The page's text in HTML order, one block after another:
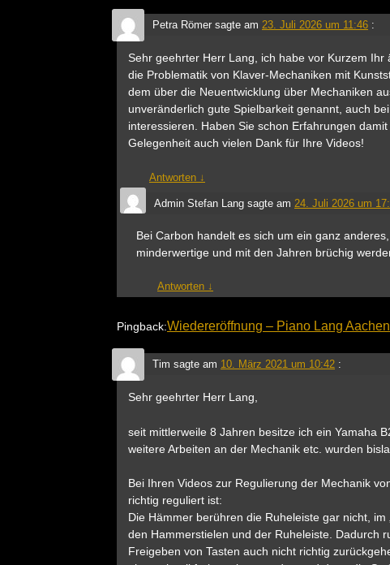
Petra Römer sagte am 23. Juli 2026 um 11:46 :
Sehr geehrter Herr Lang, ich habe vor Kurzem
die Problematik von Klaver-Mechaniken mit
dem über die Neuentwicklung über Mechaniken
unveränderlich gute Spielbarkeit genannt, auch
interessieren. Haben Sie schon Erfahrungen
Gelegenheit auch vielen Dank für Ihre Videos!
Antworten ↓
Admin Stefan Lang sagte am 24. Juli 2026 um
Bei Carbon handelt es sich um ein ganz
minderwertige und mit den Jahren brüchig
Antworten ↓
Pingback:Wiedereröffnung – Piano Lang Aachen
Tim sagte am 10. März 2021 um 10:42 :
Sehr geehrter Herr Lang,
seit mittlerweile 8 Jahren besitze ich ein Yamaha
weitere Arbeiten an der Mechanik etc. wurden
Bei Ihren Videos zur Regulierung der Mechanik
richtig reguliert ist:
Die Hämmer berühren die Ruheleiste gar nicht,
den Hammerstielen und der Ruheleiste. Dadurch
Freigeben von Tasten auch nicht richtig